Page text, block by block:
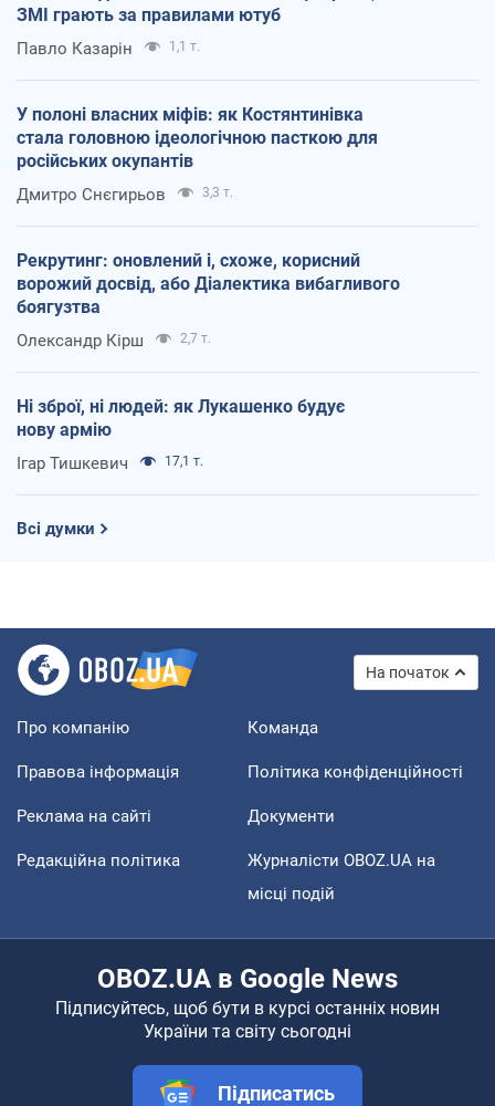
ЗМІ грають за правилами ютуб
Павло Казарін 1,1 т.
У полоні власних міфів: як Костянтинівка
стала головною ідеологічною пасткою для
російських окупантів
Дмитро Снєгирьов 3,3 т.
Рекрутинг: оновлений і, схоже, корисний
ворожий досвід, або Діалектика вибагливого
боягузтва
Олександр Кірш 2,7 т.
Ні зброї, ні людей: як Лукашенко будує
нову армію
Ігар Тишкевич 17,1 т.
Всі думки
На початок
Про компанію Команда
Правова інформація Політика конфіденційності
Реклама на сайті Документи
Редакційна політика
Журналісти OBOZ.UA на
місці подій
OBOZ.UA в Google News
Підписуйтесь, щоб бути в курсі останніх новин
України та світу сьогодні
Підписатись